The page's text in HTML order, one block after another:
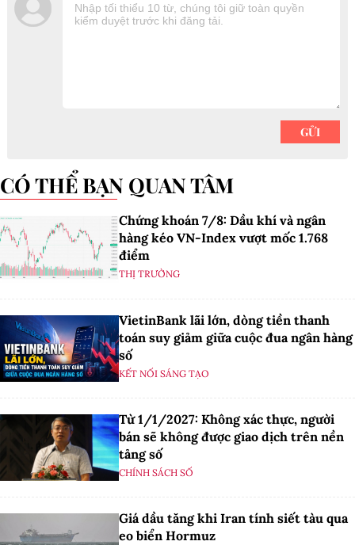
CÓ THỂ BẠN QUAN TÂM
Chứng khoán 7/8: Dầu khí và ngân
hàng kéo VN-Index vượt mốc 1.768
điểm
THỊ TRƯỜNG
VietinBank lãi lớn, dòng tiền thanh
toán suy giảm giữa cuộc đua ngân hàng
số
KẾT NỐI SÁNG TẠO
Từ 1/1/2027: Không xác thực, người
bán sẽ không được giao dịch trên nền
tảng số
CHÍNH SÁCH SỐ
Giá dầu tăng khi Iran tính siết tàu qua
eo biển Hormuz